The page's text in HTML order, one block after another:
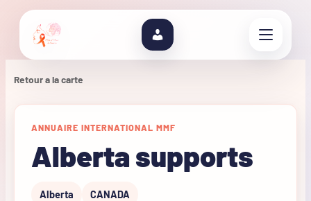
Retour a la carte
ANNUAIRE INTERNATIONAL MMF
Alberta supports
Alberta CANADA